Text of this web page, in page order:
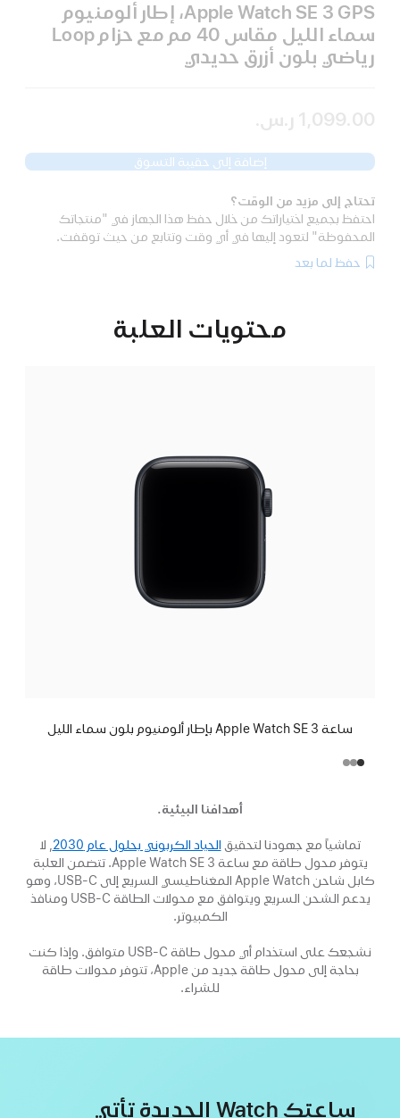
Apple Watch SE 3 GPS، إطار ألومنيوم
سماء الليل مقاس 40 مم مع حزام Loop
رياضي بلون أزرق حديدي
1,099.00 ر.س.‏
إضافة إلى حقيبة التسوق
تحتاج إلى مزيد من الوقت؟
احتفظ بجميع اختياراتك من خلال حفظ هذا الجهاز في "منتجاتك
المحفوظة" لتعود إليها في أي وقت وتتابع من حيث توقفت.
حفظ لما بعد
محتويات العلبة
ساعة Apple Watch SE 3 بإطار ألومنيوم بلون سماء الليل
أهدافنا البيئية.
تماشياً مع جهودنا لتحقيق الحياد الكربوني بحلول عام 2030
(فتح
في
نافذة
جديدة)
, لا
يتوفر محول طاقة مع ساعة Apple Watch SE 3. تتضمن العلبة
كابل شاحن Apple Watch المغناطيسي السريع إلى USB‑C، وهو
يدعم الشحن السريع ويتوافق مع محولات الطاقة USB‑C ومنافذ
الكمبيوتر.
نشجعك على استخدام أي محول طاقة USB‑C متوافق. وإذا كنت
بحاجة إلى محول طاقة جديد من Apple، تتوفر محولات طاقة
للشراء.
ساعتك Watch الجديدة تأتي